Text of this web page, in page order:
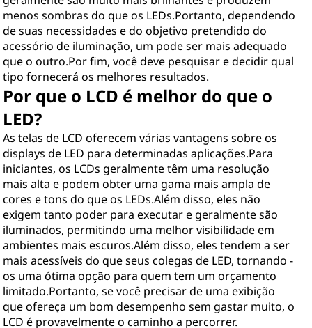
menos sombras do que os LEDs.Portanto, dependendo
de suas necessidades e do objetivo pretendido do
acessório de iluminação, um pode ser mais adequado
que o outro.Por fim, você deve pesquisar e decidir qual
tipo fornecerá os melhores resultados.
Por que o LCD é melhor do que o
LED?
As telas de LCD oferecem várias vantagens sobre os
displays de LED para determinadas aplicações.Para
iniciantes, os LCDs geralmente têm uma resolução
mais alta e podem obter uma gama mais ampla de
cores e tons do que os LEDs.Além disso, eles não
exigem tanto poder para executar e geralmente são
iluminados, permitindo uma melhor visibilidade em
ambientes mais escuros.Além disso, eles tendem a ser
mais acessíveis do que seus colegas de LED, tornando -
os uma ótima opção para quem tem um orçamento
limitado.Portanto, se você precisar de uma exibição
que ofereça um bom desempenho sem gastar muito, o
LCD é provavelmente o caminho a percorrer.